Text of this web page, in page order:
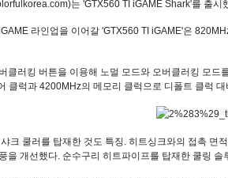
는 'GTX560 TI iGAME Shark'를 출시
라인업을 이어갈 'GTX560 TI iGAME'은
클러킹 버튼을 이용해 노멀 모드와 오버클러킹 모
클럭과 4200MHz의 메모리 클럭으로 디폴트 클럭
크 쿨러를 탑재한 것도 특징. 히트싱크와의 접촉 면
을 개선했다. 순수구리 히트파이프를 탑재한 쿨링